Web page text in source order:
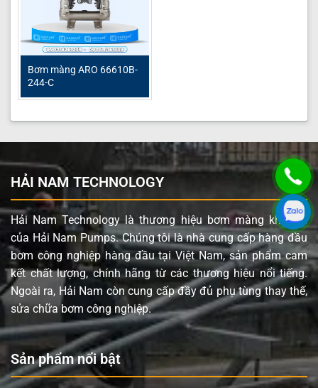
Bơm màng ARO 66610B-
244-C
HẢI NAM TECHNOLOGY
Hải Nam Technology là thương hiệu bơm màng khí nén
của Hải Nam Pumps. Chúng tôi là nhà cung cấp hàng đầu
bơm công nghiệp hàng đầu tại Việt Nam, sản phẩm cam
kết chất lượng, chính hãng từ các thương hiệu nổi tiếng.
Ngoài ra, Hải Nam còn cung cấp đầy đủ phụ tùng thay thế,
sửa chữa bơm công nghiệp.
Sản phẩm nổi bật